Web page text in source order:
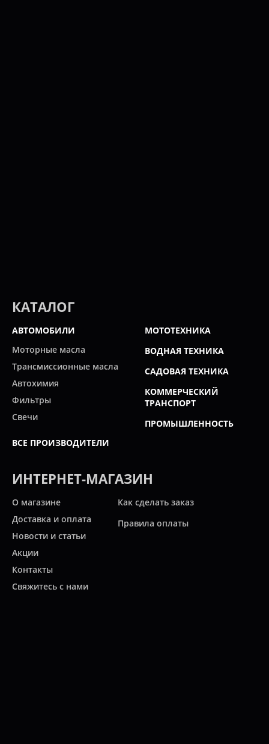
КАТАЛОГ
АВТОМОБИЛИ
Моторные масла
Трансмиссионные масла
Автохимия
Фильтры
Свечи
ВСЕ ПРОИЗВОДИТЕЛИ
МОТОТЕХНИКА
ВОДНАЯ ТЕХНИКА
САДОВАЯ ТЕХНИКА
КОММЕРЧЕСКИЙ
ТРАНСПОРТ
ПРОМЫШЛЕННОСТЬ
ИНТЕРНЕТ-МАГАЗИН
О магазине
Доставка и оплата
Новости и статьи
Акции
Контакты
Свяжитесь с нами
Как сделать заказ
Правила оплаты